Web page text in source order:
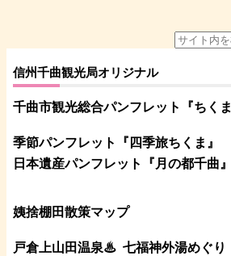
信州千曲観光局オリジナル
千曲市観光総合パンフレット 『ちくま
季節パンフレット『四季旅ちくま』
日本遺産パンフレット
『月の都千曲 』
姨捨棚田散策マップ
戸倉上山田温泉♨ 七福神外湯めぐり